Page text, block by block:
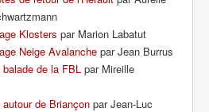
Klosters par Marion Labatut
Neige Avalanche par Jean Burrus
balade de la FBL par Mireille
de Briançon par Jean-Luc